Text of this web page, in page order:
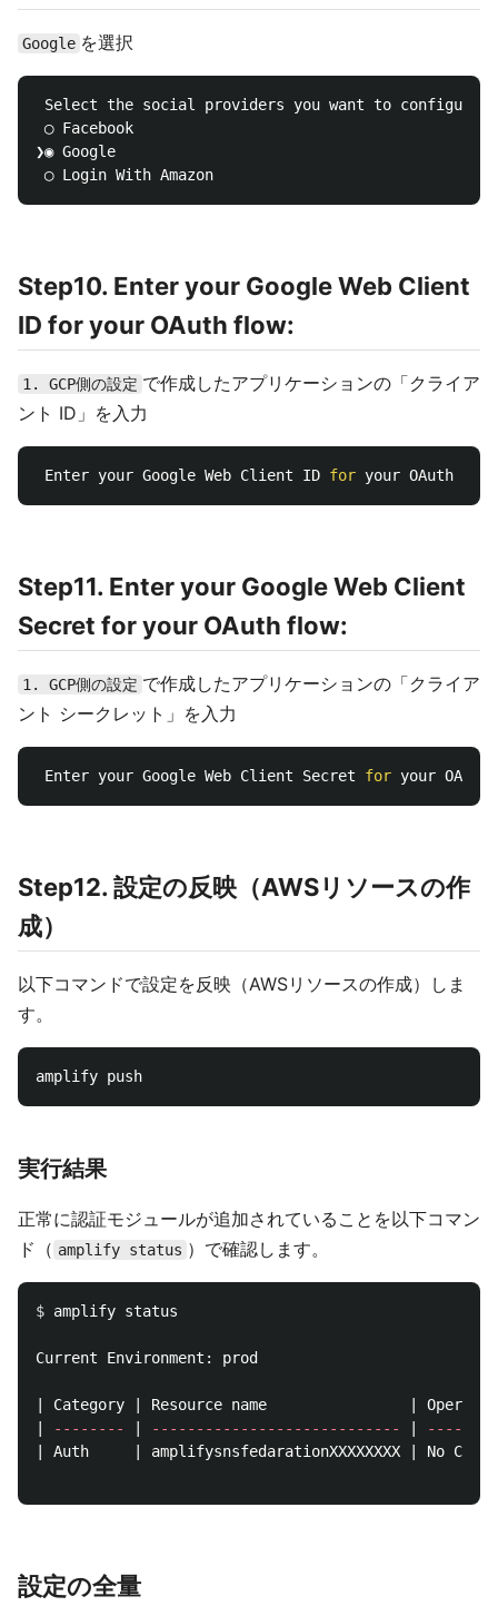
Google を選択
Select the social providers you want to configure
◯ Facebook
❯◉ Google
Step10. Enter your Google Web Client
ID for your OAuth flow:
1. GCP側の設定 で作成したアプリケーションの「クライア
ント ID」を入力
Enter your Google Web Client ID for
Step11. Enter your Google Web Client
Secret for your OAuth flow:
1. GCP側の設定 で作成したアプリケーションの「クライア
ント シークレット」を入力
Enter your Google Web Client Secret for
Step12. 設定の反映（AWSリソースの作
成）
以下コマンドで設定を反映（AWSリソースの作成）しま
す。
実行結果
正常に認証モジュールが追加されていることを以下コマン
ド（ amplify status ）で確認します。
$ amplify status
Current Environment: prod
| Category | Resource name                |
-------- ----------------------------
| Auth     | amplifysnsfedarationXXXXXXXX | No
設定の全量